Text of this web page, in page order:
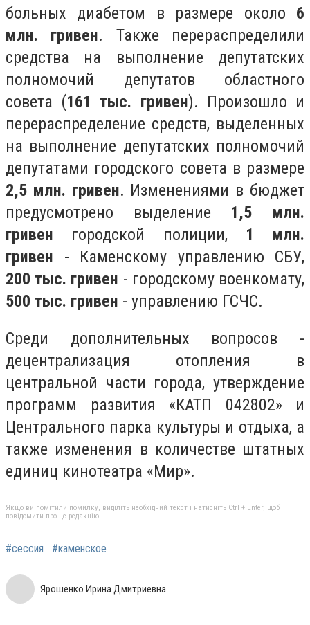
больных диабетом в размере около 6
млн. гривен. Также перераспределили
средства на выполнение депутатских
полномочий депутатов областного
совета (161 тыс. гривен). Произошло и
перераспределение средств, выделенных
на выполнение депутатских полномочий
депутатами городского совета в размере
2,5 млн. гривен. Изменениями в бюджет
предусмотрено выделение 1,5 млн.
гривен городской полиции, 1 млн.
гривен - Каменскому управлению СБУ,
200 тыс. гривен - городскому военкомату,
500 тыс. гривен - управлению ГСЧС.
Среди дополнительных вопросов -
децентрализация отопления в
центральной части города, утверждение
программ развития «КАТП 042802» и
Центрального парка культуры и отдыха, а
также изменения в количестве штатных
единиц кинотеатра «Мир».
Якщо ви помітили помилку, виділіть необхідний текст і натисніть Ctrl + Enter, щоб
повідомити про це редакцію
#сессия #каменское
Ярошенко Ирина Дмитриевна